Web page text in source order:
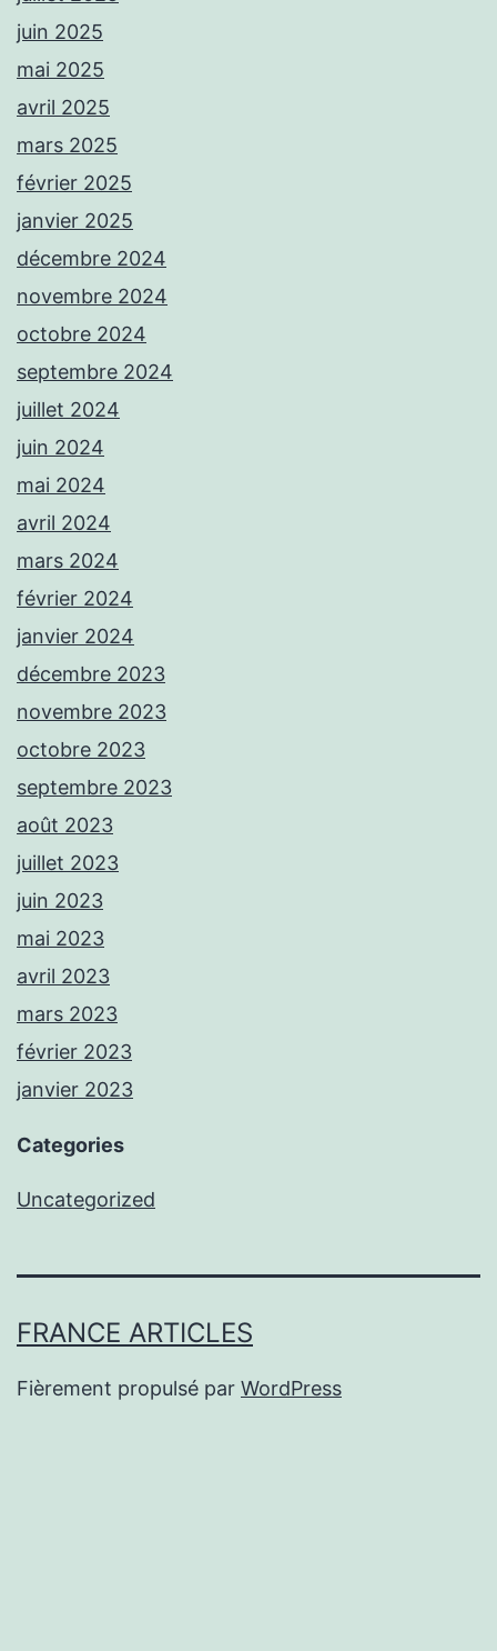
juin 2025
mai 2025
avril 2025
mars 2025
février 2025
janvier 2025
décembre 2024
novembre 2024
octobre 2024
septembre 2024
juillet 2024
juin 2024
mai 2024
avril 2024
mars 2024
février 2024
janvier 2024
décembre 2023
novembre 2023
octobre 2023
septembre 2023
août 2023
juillet 2023
juin 2023
mai 2023
avril 2023
mars 2023
février 2023
janvier 2023
Categories
Uncategorized
FRANCE ARTICLES
Fièrement propulsé par WordPress